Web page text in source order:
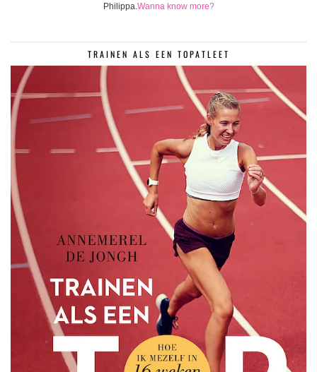
Philippa. Wanna know more?
TRAINEN ALS EEN TOPATLEET